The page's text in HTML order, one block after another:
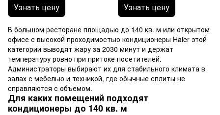
Узнать цену Узнать цену
В большом ресторане площадью до 140 кв. м или открытом
офисе с высокой проходимостью кондиционеры Haier этой
категории выводят жару за 2030 минут и держат
температуру ровно при притоке посетителей.
Администраторы выбирают их для стабильного климата в
залах с мебелью и техникой, где обычные сплиты не
справляются с объемом.
Для каких помещений подходят
кондиционеры до 140 кв. м